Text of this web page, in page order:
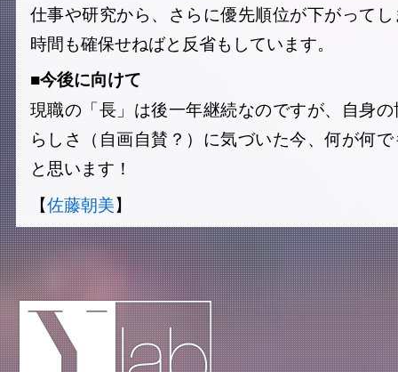
仕事や研究から、さらに優先順位が下がって
時間も確保せねばと反省もしています。
■今後に向けて
現職の「長」は後一年継続なのですが、自身
らしさ（自画自賛？）に気づいた今、何が何
と思います！
【佐藤朝美】